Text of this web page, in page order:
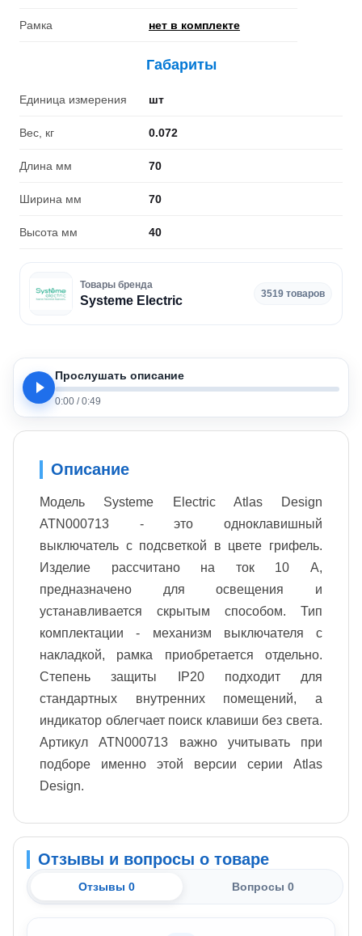
Рамка нет в комплекте
Габариты
Единица измерения шт
Вес, кг 0.072
Длина мм 70
Ширина мм 70
Высота мм 40
Товары бренда
Systeme Electric
3519 товаров
Прослушать описание
0:00 / 0:49
Описание
Модель Systeme Electric Atlas Design
ATN000713 - это одноклавишный
выключатель с подсветкой в цвете грифель.
Изделие рассчитано на ток 10 А,
предназначено для освещения и
устанавливается скрытым способом. Тип
комплектации - механизм выключателя с
накладкой, рамка приобретается отдельно.
Степень защиты IP20 подходит для
стандартных внутренних помещений, а
индикатор облегчает поиск клавиши без света.
Артикул ATN000713 важно учитывать при
подборе именно этой версии серии Atlas
Design.
Отзывы и вопросы о товаре
Отзывы 0 Вопросы 0